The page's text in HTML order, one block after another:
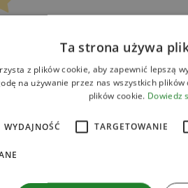
cytrynę, miętę i wodę
idealną na letnie dni.
Ta strona używa
z plików cookie, aby zapewnić lepszą
na używanie przez nas wszystkich
plików cookie. Dowiedz
WYDAJNOŚĆ TARGETOWANIE